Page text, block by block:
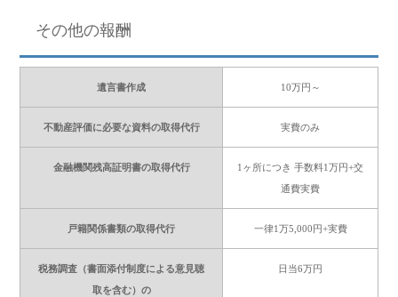
その他の報酬
遺言書作成 10万円～
不動産評価に必要な資料の取得代行 実費のみ
金融機関残高証明書の取得代行
1ヶ所につき 手数料1万円+交
通費実費
戸籍関係書類の取得代行 一律1万5,000円+実費
税務調査（書面添付制度による意見聴
取を含む）の
日当6万円